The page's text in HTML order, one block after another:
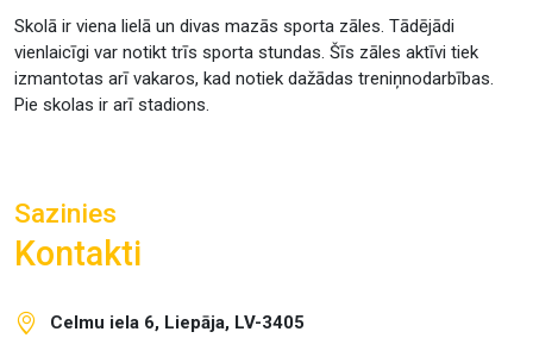
Skolā ir viena lielā un divas mazās sporta zāles. Tādējādi
vienlaicīgi var notikt trīs sporta stundas. Šīs zāles aktīvi tiek
izmantotas arī vakaros, kad notiek dažādas treniņnodarbības.
Pie skolas ir arī stadions.
Sazinies
Kontakti
Celmu iela 6, Liepāja, LV-3405